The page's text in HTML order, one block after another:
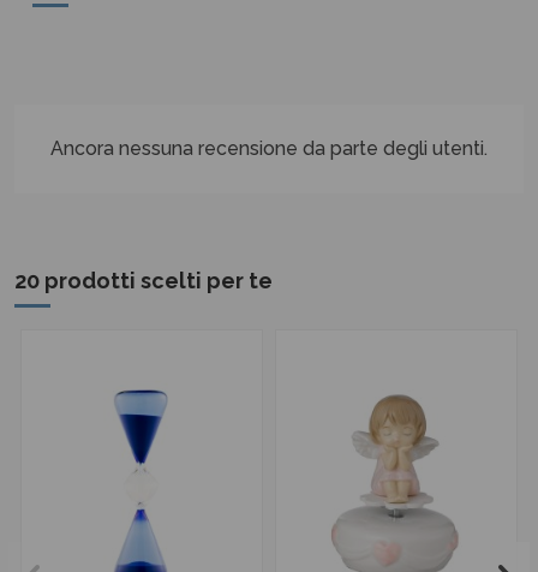
Ancora nessuna recensione da parte degli utenti.
20 prodotti scelti per te